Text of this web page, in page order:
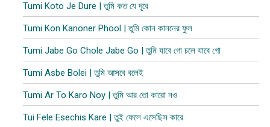
Tumi Koto Je Dure | তুমি কত যে দূরে
Tumi Kon Kanoner Phool | তুমি কোন কাননের ফুল
Tumi Jabe Go Chole Jabe Go | তুমি যাবে গো চলে যাবে গো
Tumi Asbe Bolei | তুমি আসবে বলেই
Tumi Ar To Karo Noy | তুমি আর তো কারো নও
Tui Fele Esechis Kare | তুই ফেলে এসেছিস কারে